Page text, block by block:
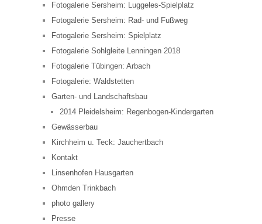
Fotogalerie Sersheim: Luggeles-Spielplatz
Fotogalerie Sersheim: Rad- und Fußweg
Fotogalerie Sersheim: Spielplatz
Fotogalerie Sohlgleite Lenningen 2018
Fotogalerie Tübingen: Arbach
Fotogalerie: Waldstetten
Garten- und Landschaftsbau
2014 Pleidelsheim: Regenbogen-Kindergarten
Gewässerbau
Kirchheim u. Teck: Jauchertbach
Kontakt
Linsenhofen Hausgarten
Ohmden Trinkbach
photo gallery
Presse